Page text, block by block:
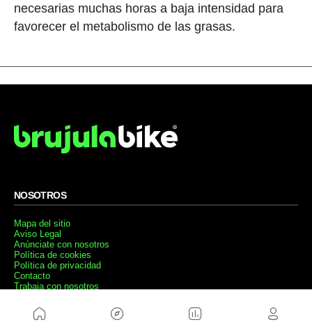
necesarias muchas horas a baja intensidad para
favorecer el metabolismo de las grasas.
NOSOTROS
Mapa del sitio
Aviso Legal
Anúnciate con nosotros
Política de cookies
Política de privacidad
Contacto
Trabaja con nosotros
WEBS AMIGAS